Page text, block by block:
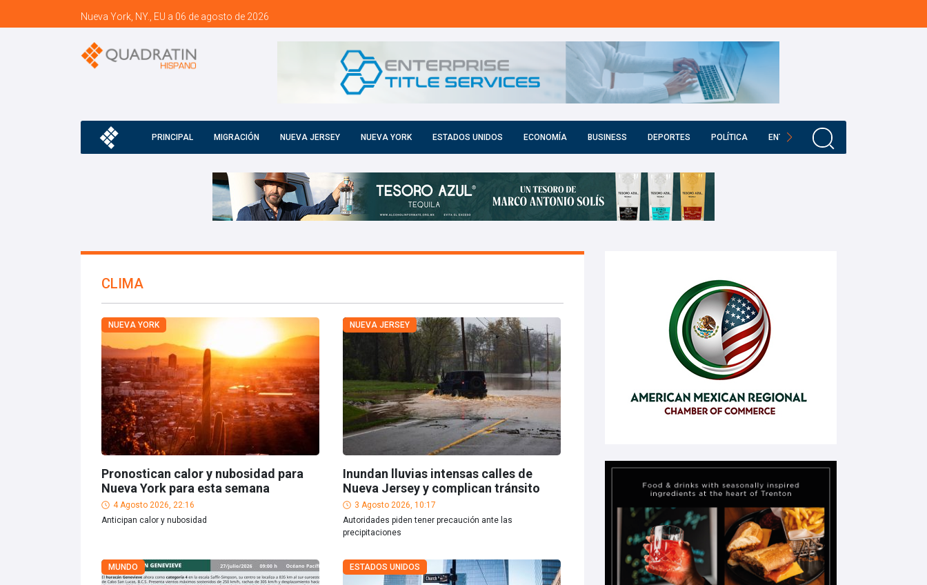
Nueva York, NY., EU a 06 de agosto de 2026
PRINCIPAL MIGRACIÓN NUEVA JERSEY NUEVA YORK ESTADOS UNIDOS ECONOMÍA BUSINESS DEPORTES POLÍTICA ENTRETENIMIENTO
CLIMA
NUEVA YORK
Pronostican calor y nubosidad para
Nueva York para esta semana
4 Agosto 2026, 22:16
Anticipan calor y nubosidad
NUEVA JERSEY
Inundan lluvias intensas calles de
Nueva Jersey y complican tránsito
3 Agosto 2026, 10:17
Autoridades piden tener precaución ante las
precipitaciones
MUNDO ESTADOS UNIDOS